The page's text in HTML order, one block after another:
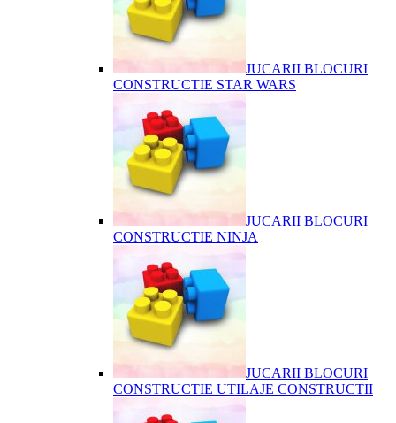
JUCARII BLOCURI
CONSTRUCTIE STAR WARS
JUCARII BLOCURI
CONSTRUCTIE NINJA
JUCARII BLOCURI
CONSTRUCTIE UTILAJE CONSTRUCTII